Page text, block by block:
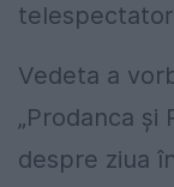
Vedeta a
„Prodanca și
despre ziua